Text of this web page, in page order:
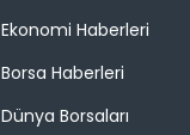
Ekonomi Haberleri
Borsa Haberleri
Dünya Borsaları